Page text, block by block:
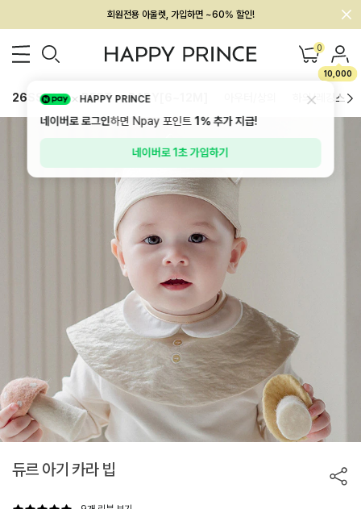
회원전용 아울렛, 가입하면 ~60% 할인!
멤버십 최대 28,000원 혜택 0
10,000
26SS 신상 BEST BABY[6~12M] 하의/레깅스
듀르 아기 카라 빕
HAPPY PRINCE
네이버로 로그인하면 Npay 포인트1%추가 지급!
네이버로 1초 가입하기